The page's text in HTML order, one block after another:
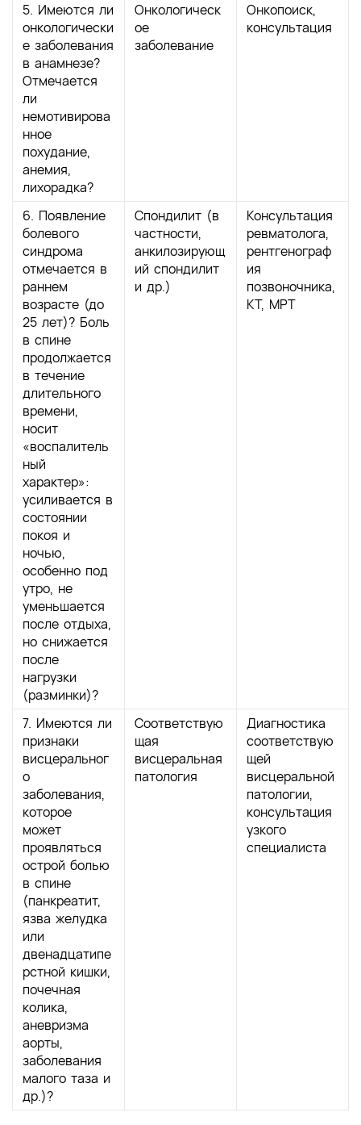
5. Имеются ли
онкологически
е заболевания
в анамнезе?
Отмечается
ли
немотивирова
нное
похудание,
анемия,
лихорадка?
Онкологическ
ое
заболевание
Онкопоиск,
консультация
6. Появление
болевого
синдрома
отмечается в
раннем
возрасте (до
25 лет)? Боль
в спине
продолжается
в течение
длительного
времени,
носит
«воспалитель
ный
характер»:
усиливается в
состоянии
покоя и
ночью,
особенно под
утро, не
уменьшается
после отдыха,
но снижается
после
нагрузки
(разминки)?
Спондилит (в
частности,
анкилозирующ
ий спондилит
и др.)
Консультация
ревматолога,
рентгенограф
ия
позвоночника,
КТ, МРТ
7. Имеются ли
признаки
висцеральног
о
заболевания,
которое
может
проявляться
острой болью
в спине
(панкреатит,
язва желудка
или
двенадцатипе
рстной кишки,
почечная
колика,
аневризма
аорты,
заболевания
малого таза и
др.)?
Соответствую
щая
висцеральная
патология
Диагностика
соответствую
щей
висцеральной
патологии,
консультация
узкого
специалиста